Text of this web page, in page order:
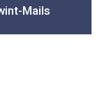
Mails